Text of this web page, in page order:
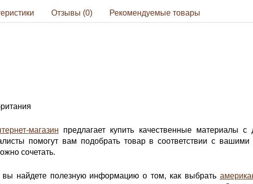
Отзывы (0) Рекомендуемые товары
магазин предлагает купить качественные материалы с
помогут вам подобрать товар в соответствии с
сочетать.
найдете полезную информацию о том, как выбрать